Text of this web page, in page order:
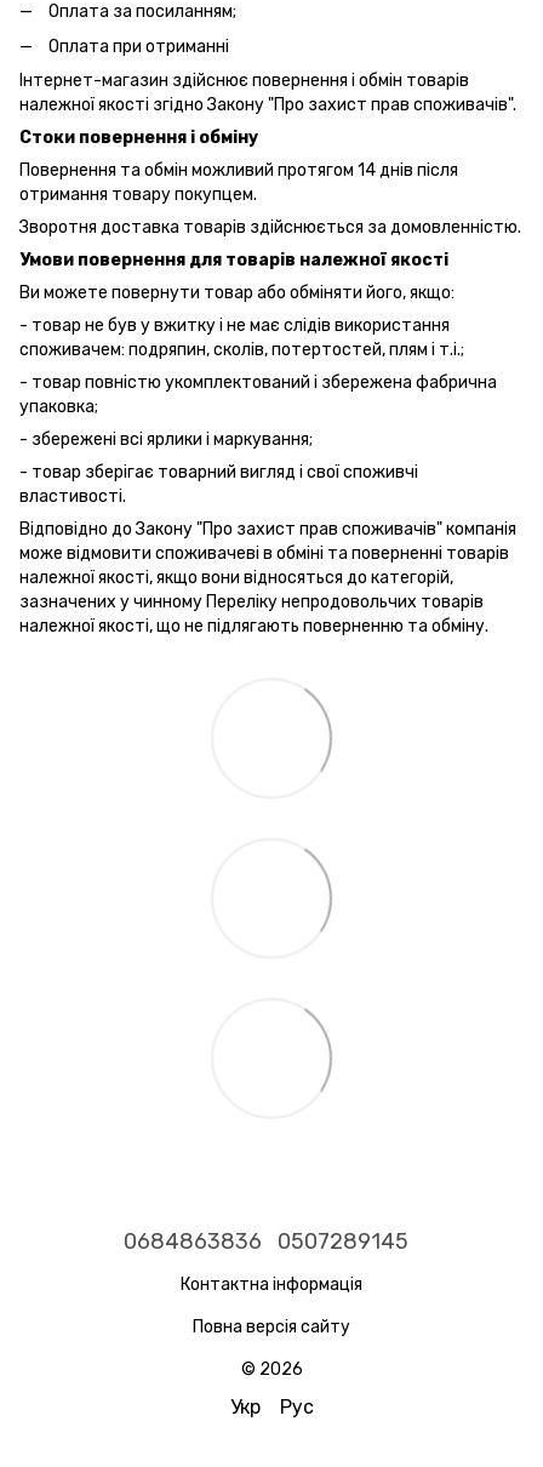
Оплата за посиланням;
Оплата при отриманні
Інтернет-магазин здійснює повернення і обмін товарів
належної якості згідно Закону "Про захист прав споживачів".
Стоки повернення і обміну
Повернення та обмін можливий протягом 14 днів після
отримання товару покупцем.
Зворотня доставка товарів здійснюється за домовленністю.
Умови повернення для товарів належної якості
Ви можете повернути товар або обміняти його, якщо:
- товар не був у вжитку і не має слідів використання
споживачем: подряпин, сколів, потертостей, плям і т.і.;
- товар повністю укомплектований і збережена фабрична
упаковка;
- збережені всі ярлики і маркування;
- товар зберігає товарний вигляд і свої споживчі
властивості.
Відповідно до Закону "Про захист прав споживачів" компанія
може відмовити споживачеві в обміні та поверненні товарів
належної якості, якщо вони відносяться до категорій,
зазначених у чинному Переліку непродовольчих товарів
належної якості, що не підлягають поверненню та обміну.
0684863836 0507289145
Контактна інформація
Повна версія сайту
© 2026
Укр Рус